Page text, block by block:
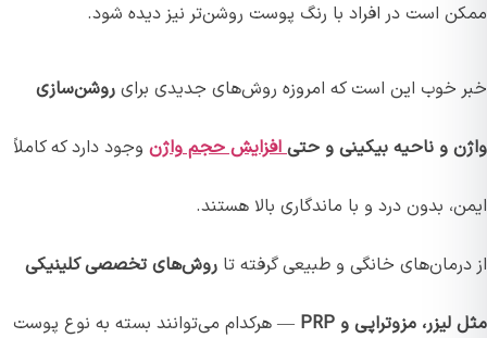
ممکن است در افراد با رنگ پوست روشن‌تر نیز دیده شود.
خبر خوب این است که امروزه روش‌های جدیدی برای روشن‌سازی
واژن و ناحیه بیکینی و حتیافزایش حجم واژن وجود دارد که کاملاً
ایمن، بدون درد و با ماندگاری بالا هستند.
از درمان‌های خانگی و طبیعی گرفته تا روش‌های تخصصی کلینیکی
مثل لیزر، مزوتراپی و PRP — هرکدام می‌توانند بسته به نوع پوست